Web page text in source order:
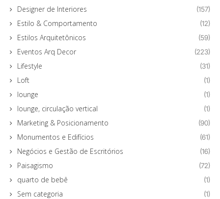
Designer de Interiores (157)
Estilo & Comportamento (12)
Estilos Arquitetônicos (59)
Eventos Arq Decor (223)
Lifestyle (31)
Loft (1)
lounge (1)
lounge, circulação vertical (1)
Marketing & Posicionamento (90)
Monumentos e Edifícios (61)
Negócios e Gestão de Escritórios (16)
Paisagismo (72)
quarto de bebê (1)
Sem categoria (1)